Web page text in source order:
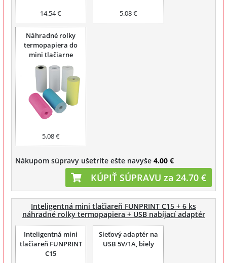
14.54 € 5.08 €
Náhradné rolky
termopapiera do
mini tlačiarne
FUNPRINT 6 ks
5.08 €
Nákupom súpravy ušetríte ešte navyše 4.00 €
KÚPIŤ SÚPRAVU za 24.70 €
Inteligentná mini tlačiareň FUNPRINT C15 + 6 ks
náhradné rolky termopapiera + USB nabíjací adaptér
Inteligentná mini
tlačiareň FUNPRINT
C15
Sieťový adaptér na
USB 5V/1A, biely